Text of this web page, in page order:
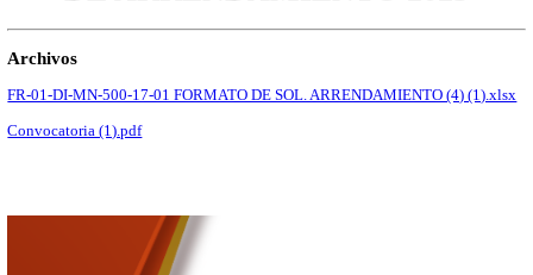
Publicaciones
Contacto
Protección de datos personales
Información relevante
Documentos, guías y procedimientos